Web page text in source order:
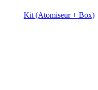
Kit (Atomiseur + Box)